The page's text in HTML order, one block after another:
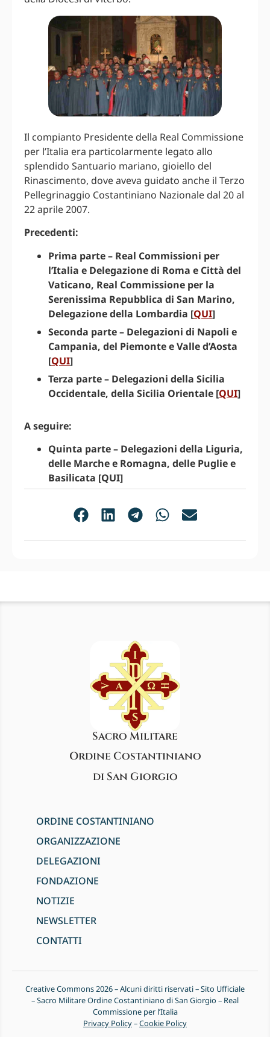
Il compianto Presidente della Real Commissione
per l’Italia era particolarmente legato allo
splendido Santuario mariano, gioiello del
Rinascimento, dove aveva guidato anche il Terzo
Pellegrinaggio Costantiniano Nazionale dal 20 al
22 aprile 2007.
Precedenti:
Prima parte – Real Commissioni per
l’Italia e Delegazione di Roma e Città del
Vaticano, Real Commissione per la
Serenissima Repubblica di San Marino,
Delegazione della Lombardia [QUI]
Seconda parte – Delegazioni di Napoli e
Campania, del Piemonte e Valle d’Aosta
[QUI]
Terza parte – Delegazioni della Sicilia
Occidentale, della Sicilia Orientale [QUI]
A seguire:
Quinta parte – Delegazioni della Liguria,
delle Marche e Romagna, delle Puglie e
Basilicata [QUI]
Sacro Militare
Ordine Costantiniano
di San Giorgio
ORDINE COSTANTINIANO
ORGANIZZAZIONE
DELEGAZIONI
FONDAZIONE
NOTIZIE
NEWSLETTER
CONTATTI
Creative Commons 2026 – Alcuni diritti riservati – Sito Ufficiale
– Sacro Militare Ordine Costantiniano di San Giorgio – Real
Commissione per l’Italia
Privacy Policy–Cookie Policy